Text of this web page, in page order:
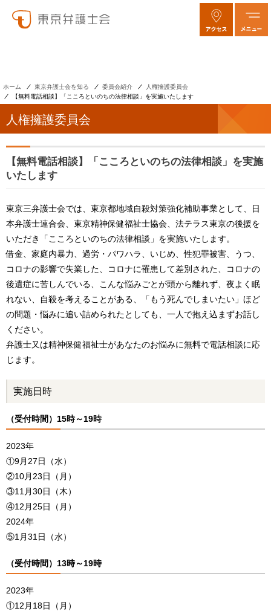
ホーム 東京弁護士会を知る 委員会紹介
人権擁護委員会
【無料電話相談】「こころといのちの法律相談」を実施いたします
人権擁護委員会
【無料電話相談】「こころといのちの法律相談」を実施
いたします
東京三弁護士会では、東京都地域自殺対策強化補助事業として、日
本弁護士連合会、東京精神保健福祉士協会、法テラス東京の後援を
いただき「こころといのちの法律相談」を実施いたします。
借金、家庭内暴力、過労・パワハラ、いじめ、性犯罪被害、うつ、
コロナの影響で失業した、コロナに罹患して差別された、コロナの
後遺症に苦しんでいる、こんな悩みごとが頭から離れず、夜よく眠
れない、自殺を考えることがある、「もう死んでしまいたい」ほど
の問題・悩みに追い詰められたとしても、一人で抱え込まずお話し
ください。
弁護士又は精神保健福祉士があなたのお悩みに無料で電話相談に応
じます。
実施日時
（受付時間）15時～19時
2023年
①9月27日（水）
②10月23日（月）
③11月30日（木）
④12月25日（月）
2024年
⑤1月31日（水）
（受付時間）13時～19時
2023年
①12月18日（月）